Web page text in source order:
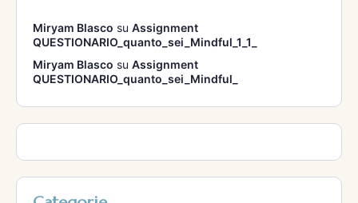
Miryam Blasco su Assignment
QUESTIONARIO_quanto_sei_Mindful_1_1_
Miryam Blasco su Assignment
QUESTIONARIO_quanto_sei_Mindful_